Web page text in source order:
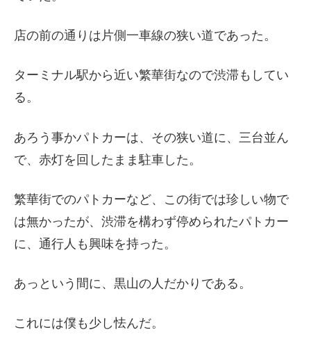
店の前の通りは片側一車線の狭い道であった。
ターミナル駅から近い繁華街なので渋滞もしてい
る。
あろう事かパトカーは、その狭い道に、三台並ん
で、赤灯を回したまま駐車した。
繁華街でのパトカーなど、この街では珍しい物で
は無かったが、渋滞を構わず停められたパトカー
に、通行人も興味を持った。
あっという間に、黒山の人だかりである。
これには僕も少し怯んだ。